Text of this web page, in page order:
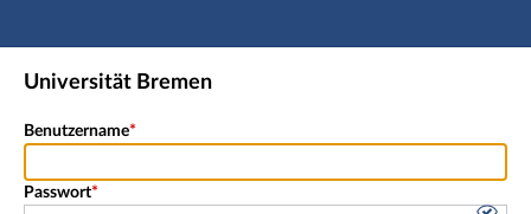
Hauptnavigation
Shibboleth Login
Universität Bremen
Benutzername
Passwort